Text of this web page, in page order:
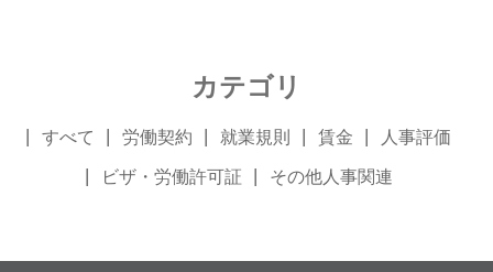
カテゴリ
すべて 労働契約 就業規則 賃金 人事評価
ビザ・労働許可証 その他人事関連